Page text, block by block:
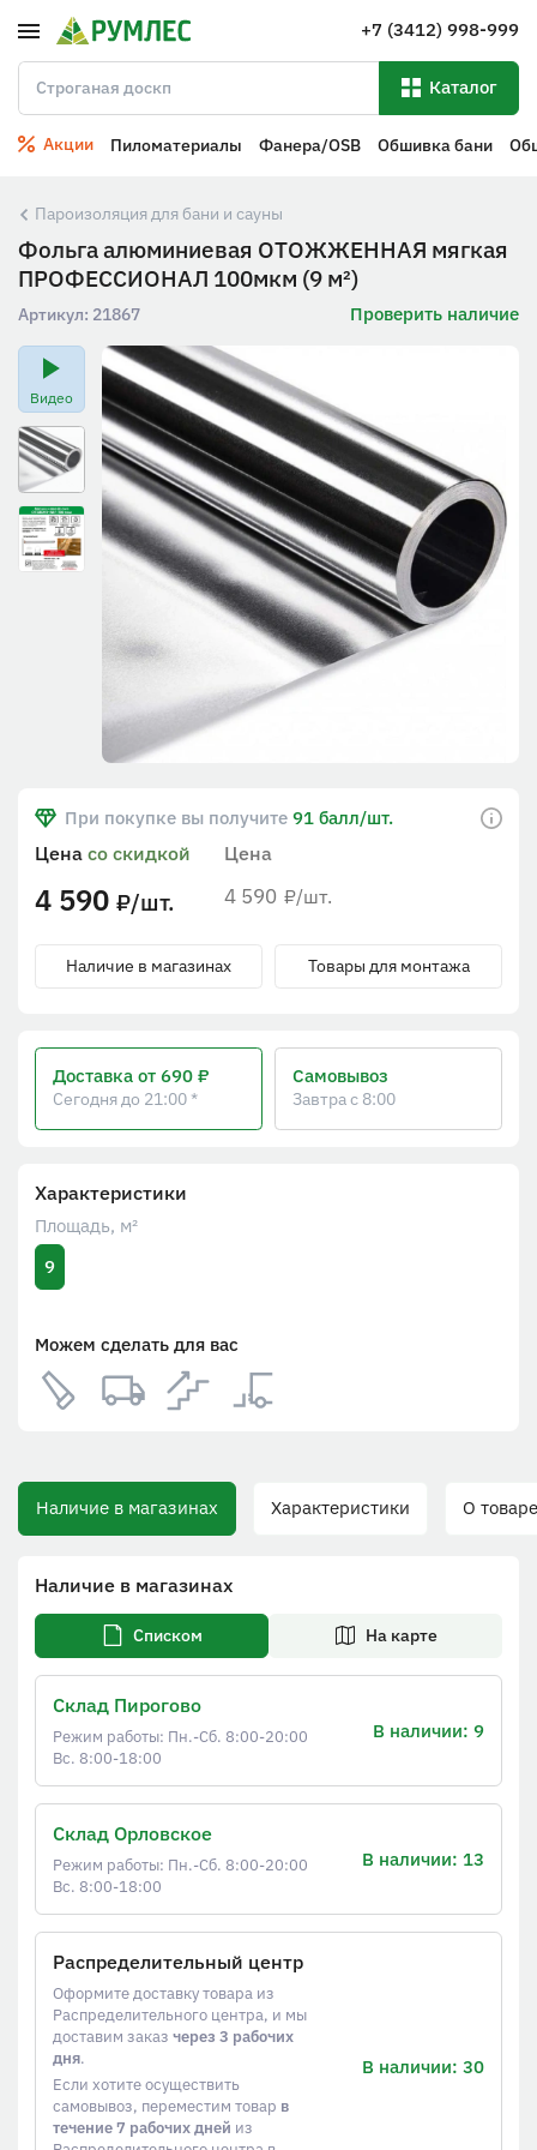
+7 (3412) 998-999
Каталог
Акции Пиломатериалы Фанера/OSB Обшивка бани
Пароизоляция для бани и сауны
Фольга алюминиевая ОТОЖЖЕННАЯ мягкая
ПРОФЕССИОНАЛ 100мкм (9 м²)
Артикул: 21867 Проверить наличие
Видео
Характеристики
Площадь, м²
9
Можем сделать для вас
При покупке вы получите 91 балл/шт.
Цена
4 590 ₽/шт.
Цена со скидкой
4 590 ₽/шт.
Наличие в магазинах Товары для монтажа
Доставка от 690 ₽
Сегодня до 21:00 *
Самовывоз
Завтра с 8:00
Наличие в магазинах Характеристики О товаре
Наличие в магазинах
Списком На карте
Склад Пирогово
Режим работы: Пн.-Сб. 8:00-20:00
Вс. 8:00-18:00
В наличии: 9
Склад Орловское
Режим работы: Пн.-Сб. 8:00-20:00
Вс. 8:00-18:00
В наличии: 13
Распределительный центр
Оформите доставку товара из
Распределительного центра, и мы
доставим заказ через 3 рабочих
дня.
Если хотите осуществить
самовывоз, переместим товар в
течение 7 рабочих дней из
В наличии: 30